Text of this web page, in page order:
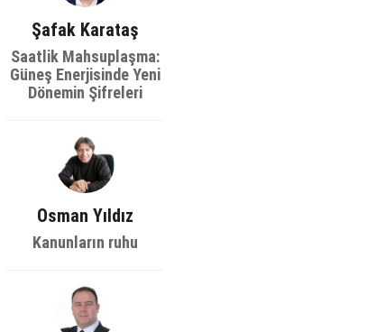
Şafak Karataş
Saatlik Mahsuplaşma:
Güneş Enerjisinde Yeni
Dönemin Şifreleri
Osman Yıldız
Kanunların ruhu